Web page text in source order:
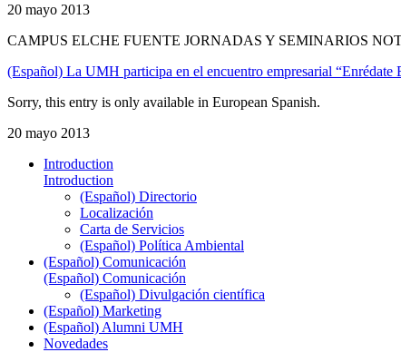
20 mayo 2013
CAMPUS ELCHE FUENTE JORNADAS Y SEMINARIOS
(Español) La UMH participa en el encuentro empresarial
Sorry, this entry is only available in European Spanish.
20 mayo 2013
Introduction
Introduction
(Español) Directorio
Localización
Carta de Servicios
(Español) Política Ambiental
(Español) Comunicación
(Español) Comunicación
(Español) Divulgación científica
(Español) Marketing
(Español) Alumni UMH
Novedades